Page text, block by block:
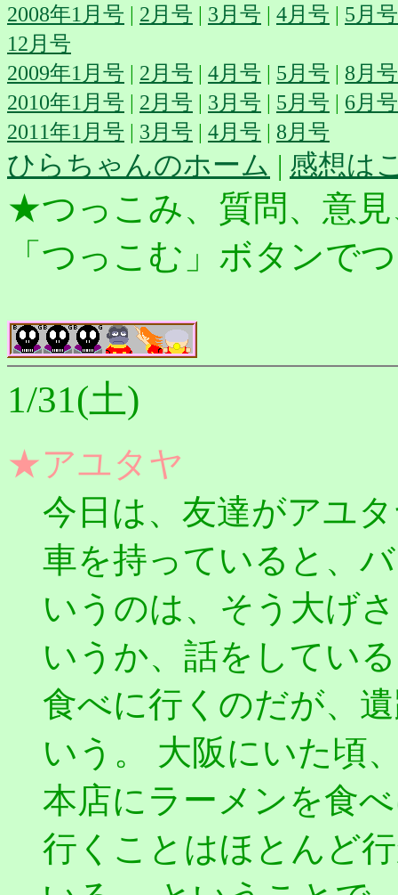
2008年1月号 | 2月号 | 3月号 | 4月号 | 5月号
12月号
2009年1月号 | 2月号 | 4月号 | 5月号 | 8月号
2010年1月号 | 2月号 | 3月号 | 5月号 | 6月号
2011年1月号 | 3月号 | 4月号 | 8月号
ひらちゃんのホーム | 感想は
★つっこみ、質問、意
「つっこむ」ボタンで
1/31(土)
★アユタヤ
今日は、友達がアユ
車を持っていると、
いうのは、そう大げ
いうか、話をしてい
食べに行くのだが、
いう。 大阪にいた頃
本店にラーメンを食
行くことはほとんど